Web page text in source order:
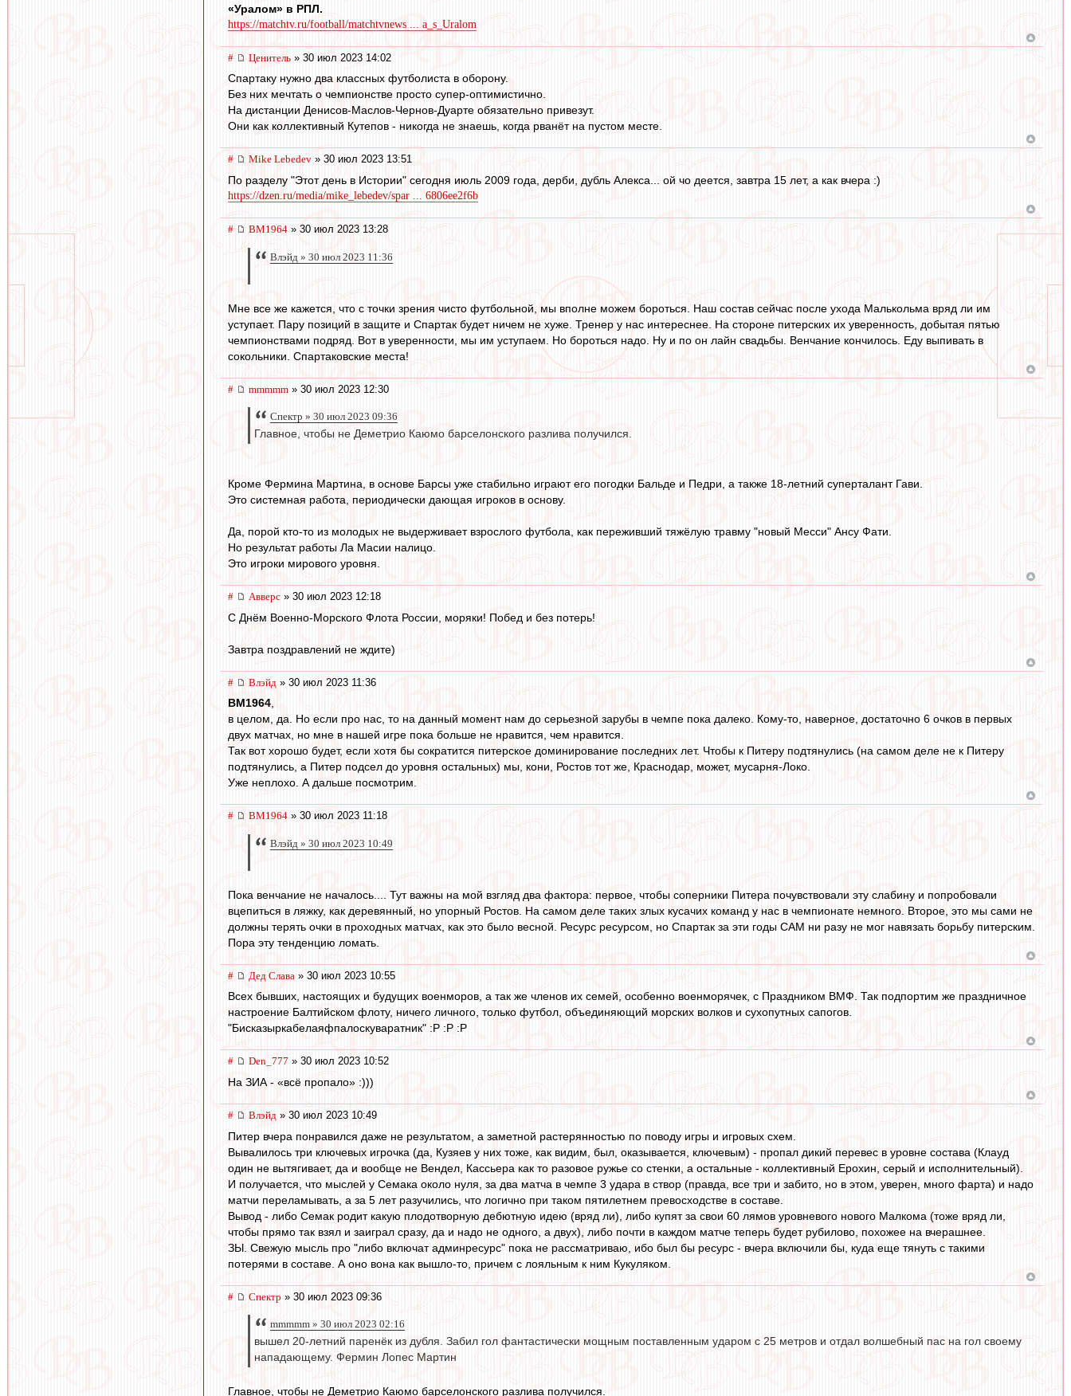
«Уралом» в РПЛ.
https://matchtv.ru/football/matchtvnews ... a_s_Uralom
# Ценитель » 30 июл 2023 14:02
Спартаку нужно два классных футболиста в оборону.
Без них мечтать о чемпионстве просто супер-оптимистично.
На дистанции Денисов-Маслов-Чернов-Дуарте обязательно привезут.
Они как коллективный Кутепов - никогда не знаешь, когда рванёт на пустом месте.
# Mike Lebedev » 30 июл 2023 13:51
По разделу "Этот день в Истории" сегодня июль 2009 года, дерби, дубль Алекса... ой чо деется, завтра 15 лет, а как вчера :)
https://dzen.ru/media/mike_lebedev/spar ... 6806ee2f6b
# BM1964 » 30 июл 2023 13:28
Влэйд » 30 июл 2023 11:36
Мне все же кажется, что с точки зрения чисто футбольной, мы вполне можем бороться. Наш состав сейчас после ухода Малькольма вряд ли им
уступает. Пару позиций в защите и Спартак будет ничем не хуже. Тренер у нас интереснее. На стороне питерских их уверенность, добытая пятью
чемпионствами подряд. Вот в уверенности, мы им уступаем. Но бороться надо. Ну и по он лайн свадьбы. Венчание кончилось. Еду выпивать в
сокольники. Спартаковские места!
# mmmmm » 30 июл 2023 12:30
Спектр » 30 июл 2023 09:36
Главное, чтобы не Деметрио Каюмо барселонского разлива получился.
Кроме Фермина Мартина, в основе Барсы уже стабильно играют его погодки Бальде и Педри, а также 18-летний суперталант Гави.
Это системная работа, периодически дающая игроков в основу.
Да, порой кто-то из молодых не выдерживает взрослого футбола, как переживший тяжёлую травму "новый Месси" Ансу Фати.
Но результат работы Ла Масии налицо.
Это игроки мирового уровня.
# Авверс » 30 июл 2023 12:18
С Днём Военно-Морского Флота России, моряки! Побед и без потерь!
Завтра поздравлений не ждите)
# Влэйд » 30 июл 2023 11:36
BM1964,
в целом, да. Но если про нас, то на данный момент нам до серьезной зарубы в чемпе пока далеко. Кому-то, наверное, достаточно 6 очков в первых
двух матчах, но мне в нашей игре пока больше не нравится, чем нравится.
Так вот хорошо будет, если хотя бы сократится питерское доминирование последних лет. Чтобы к Питеру подтянулись (на самом деле не к Питеру
подтянулись, а Питер подсел до уровня остальных) мы, кони, Ростов тот же, Краснодар, может, мусарня-Локо.
Уже неплохо. А дальше посмотрим.
# BM1964 » 30 июл 2023 11:18
Влэйд » 30 июл 2023 10:49
Пока венчание не началось.... Тут важны на мой взгляд два фактора: первое, чтобы соперники Питера почувствовали эту слабину и попробовали
вцепиться в ляжку, как деревянный, но упорный Ростов. На самом деле таких злых кусачих команд у нас в чемпионате немного. Второе, это мы сами не
должны терять очки в проходных матчах, как это было весной. Ресурс ресурсом, но Спартак за эти годы САМ ни разу не мог навязать борьбу питерским.
Пора эту тенденцию ломать.
# Дед Слава » 30 июл 2023 10:55
Всех бывших, настоящих и будущих военморов, а так же членов их семей, особенно военморячек, с Праздником ВМФ. Так подпортим же праздничное
настроение Балтийском флоту, ничего личного, только футбол, объединяющий морских волков и сухопутных сапогов.
"Бисказыркабелаяфпалоскуваратник" :P :P :P
# Den_777 » 30 июл 2023 10:52
На ЗИА - «всё пропало» :)))
# Влэйд » 30 июл 2023 10:49
Питер вчера понравился даже не результатом, а заметной растерянностью по поводу игры и игровых схем.
Вывалилось три ключевых игрочка (да, Кузяев у них тоже, как видим, был, оказывается, ключевым) - пропал дикий перевес в уровне состава (Клауд
один не вытягивает, да и вообще не Вендел, Кассьера как то разовое ружье со стенки, а остальные - коллективный Ерохин, серый и исполнительный).
И получается, что мыслей у Семака около нуля, за два матча в чемпе 3 удара в створ (правда, все три и забито, но в этом, уверен, много фарта) и надо
матчи переламывать, а за 5 лет разучились, что логично при таком пятилетнем превосходстве в составе.
Вывод - либо Семак родит какую плодотворную дебютную идею (вряд ли), либо купят за свои 60 лямов уровневого нового Малкома (тоже вряд ли,
чтобы прямо так взял и заиграл сразу, да и надо не одного, а двух), либо почти в каждом матче теперь будет рубилово, похожее на вчерашнее.
ЗЫ. Свежую мысль про "либо включат админресурс" пока не рассматриваю, ибо был бы ресурс - вчера включили бы, куда еще тянуть с такими
потерями в составе. А оно вона как вышло-то, причем с лояльным к ним Кукуляком.
# Спектр » 30 июл 2023 09:36
mmmmm » 30 июл 2023 02:16
вышел 20-летний паренёк из дубля. Забил гол фантастически мощным поставленным ударом с 25 метров и отдал волшебный пас на гол своему
нападающему. Фермин Лопес Мартин
Главное, чтобы не Деметрио Каюмо барселонского разлива получился.